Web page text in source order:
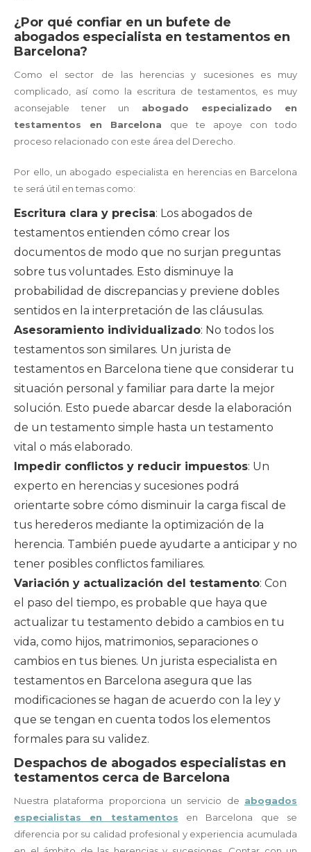
¿Por qué confiar en un bufete de
abogados especialista en testamentos en
Barcelona?
Como el sector de las herencias y sucesiones es muy
complicado, así como la escritura de testamentos, es muy
aconsejable tener un abogado especializado en
testamentos en Barcelona que te apoye con todo
proceso relacionado con este área del Derecho.
Por ello, un abogado especialista en herencias en Barcelona
te será útil en temas como:
Escritura clara y precisa: Los abogados de
testamentos entienden cómo crear los
documentos de modo que no surjan preguntas
sobre tus voluntades. Esto disminuye la
probabilidad de discrepancias y previene dobles
sentidos en la interpretación de las cláusulas.
Asesoramiento individualizado: No todos los
testamentos son similares. Un jurista de
testamentos en Barcelona tiene que considerar tu
situación personal y familiar para darte la mejor
solución. Esto puede abarcar desde la elaboración
de un testamento simple hasta un testamento
vital o más elaborado.
Impedir conflictos y reducir impuestos: Un
experto en herencias y sucesiones podrá
orientarte sobre cómo disminuir la carga fiscal de
tus herederos mediante la optimización de la
herencia. También puede ayudarte a anticipar y no
tener posibles conflictos familiares.
Variación y actualización del testamento: Con
el paso del tiempo, es probable que haya que
actualizar tu testamento debido a cambios en tu
vida, como hijos, matrimonios, separaciones o
cambios en tus bienes. Un jurista especialista en
testamentos en Barcelona asegura que las
modificaciones se hagan de acuerdo con la ley y
que se tengan en cuenta todos los elementos
formales para su validez.
Despachos de abogados especialistas en
testamentos cerca de Barcelona
Nuestra plataforma proporciona un servicio de abogados
especialistas en testamentos en Barcelona que se
diferencia por su calidad profesional y experiencia acumulada